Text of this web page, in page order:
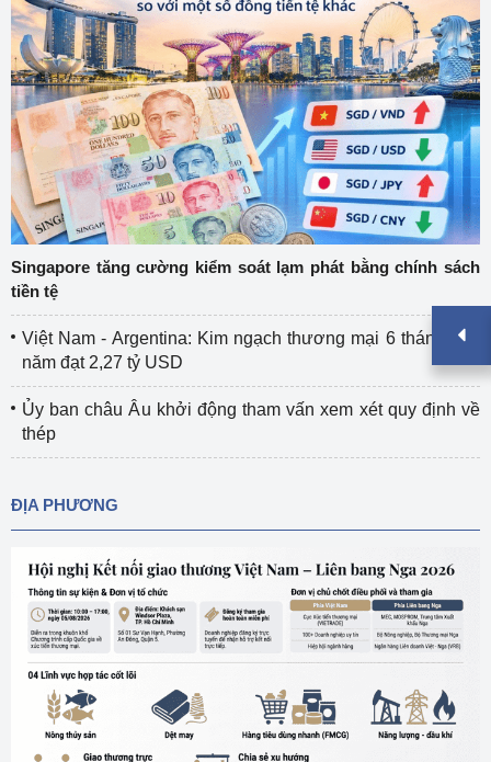
Singapore tăng cường kiểm soát lạm phát bằng chính sách
tiền tệ
Việt Nam - Argentina: Kim ngạch thương mại 6 tháng đầu
năm đạt 2,27 tỷ USD
Ủy ban châu Âu khởi động tham vấn xem xét quy định về
thép
ĐỊA PHƯƠNG